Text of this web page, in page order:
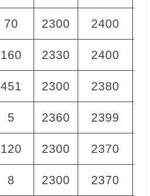
70 2300 2400
160 2330 2400
451 2300 2380
5 2360 2399
120 2300 2370
8 2300 2370